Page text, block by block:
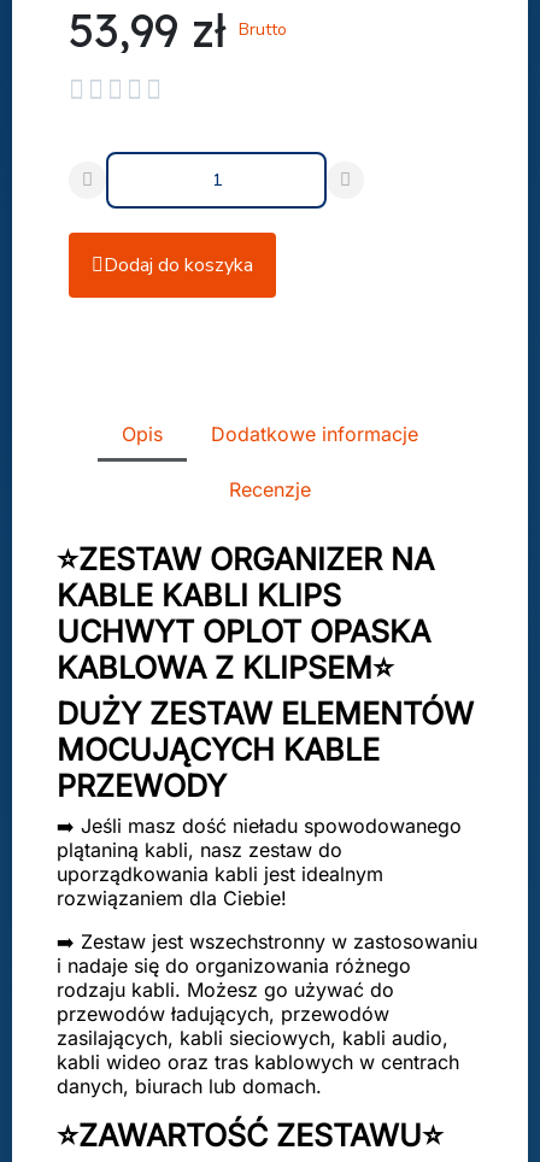
53,99 zł Brutto
    
Dodaj do koszyka
Opis Dodatkowe informacje
Recenzje
⭐ZESTAW ORGANIZER NA
KABLE KABLI KLIPS
UCHWYT OPLOT OPASKA
KABLOWA Z KLIPSEM⭐
DUŻY ZESTAW ELEMENTÓW
MOCUJĄCYCH KABLE
PRZEWODY
➡️ Jeśli masz dość nieładu spowodowanego
plątaniną kabli, nasz zestaw do
uporządkowania kabli jest idealnym
rozwiązaniem dla Ciebie!
➡️ Zestaw jest wszechstronny w zastosowaniu
i nadaje się do organizowania różnego
rodzaju kabli. Możesz go używać do
przewodów ładujących, przewodów
zasilających, kabli sieciowych, kabli audio,
kabli wideo oraz tras kablowych w centrach
danych, biurach lub domach.
⭐ZAWARTOŚĆ ZESTAWU⭐